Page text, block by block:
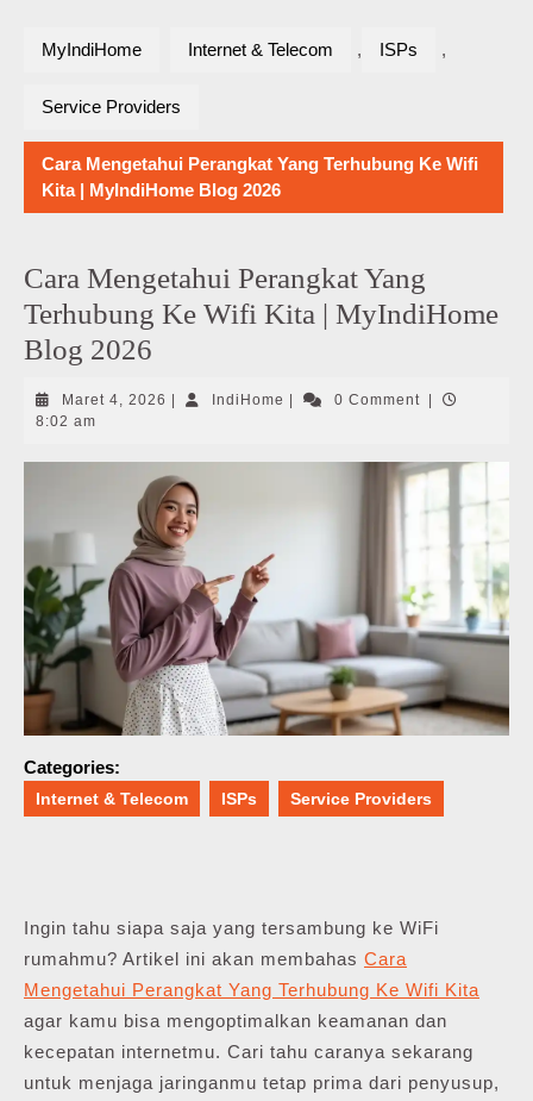
MyIndiHome Internet & Telecom , ISPs ,
Service Providers
Cara Mengetahui Perangkat Yang Terhubung Ke Wifi
Kita | MyIndiHome Blog 2026
Cara Mengetahui Perangkat Yang
Terhubung Ke Wifi Kita | MyIndiHome
Blog 2026
Maret 4, 2026 Maret
IndiHome IndiHome0 Comment
8:02 am
Categories:
Internet & Telecom ISPs Service Providers
Ingin tahu siapa saja yang tersambung ke WiFi
rumahmu? Artikel ini akan membahas Cara
Mengetahui Perangkat Yang Terhubung Ke Wifi Kita
agar kamu bisa mengoptimalkan keamanan dan
kecepatan internetmu. Cari tahu caranya sekarang
untuk menjaga jaringanmu tetap prima dari penyusup,